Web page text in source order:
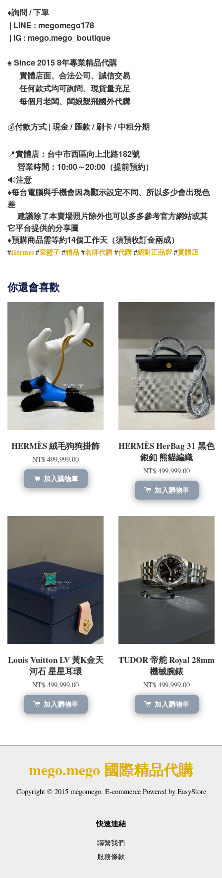
♦️詢問 / 下單
| LINE : megomego178
| IG : mego.mego_boutique
♠️ Since 2015 8年專業精品代購
實體店面、合法公司、誠信交易
任何款式均可詢問、現貨量充足
每個月老闆、闆娘親飛國外代購
💰付款方式 | 現金 / 匯款 / 刷卡 / 中租分期
📍實體店：台中市西區向上北路182號
營業時間：10:00～20:00（提前預約）
🔊注意
♦️每台電腦與手機會因為顯示設定不同、所以多少會出現色
差
建議除了本賣場照片除外也可以多多參考官方網站或其
它平台提供的分享圖
♦️預購商品需等約14個工作天（須預收訂金兩成）
#Hermes #菜籃子 #精品 #名牌代購 #代購 #絕對正品💯 #實體店
你還會喜歡
HERMÈS 絨毛狗狗掛飾
NT$ 499,999.00
加入購物車
HERMÈS HerBag 31 黑色
銀釦 熊貓編織
NT$ 499,999.00
加入購物車
Louis Vuitton LV 黃K金天
河石 星星耳環
NT$ 499,999.00
加入購物車
TUDOR 帝舵 Royal 28mm
機械腕錶
NT$ 499,999.00
加入購物車
mego.mego 國際精品代購
Copyright © 2015 megomego. E-commerce Powered by EasyStore
快速連結
聯繫我們
服務條款